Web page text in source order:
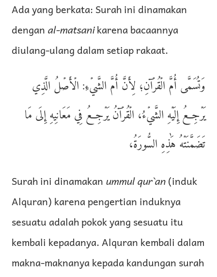
Ada yang berkata: Surah ini dinamakan
dengan al-matsanikarena bacaannya
diulang-ulang dalam setiap rakaat.
وَتُسَمَّى أُمَّ الۡقُرۡآنِ؛ لِأَنَّ أُمَّ الشَّيۡءِ: الۡأَصۡلُ الَّذِي
يَرۡجِعُ إِلَيۡهِ الشَّيۡءُ، الۡقُرۡآنُ يَرۡجِعُ فِي مَعَانِيهِ إِلَى مَا
تَضَمَّنَتۡهُ هَٰذِهِ السُّورَةُ،
Surah ini dinamakan ummul qur`an(induk
Alquran) karena pengertian induknya
sesuatu adalah pokok yang sesuatu itu
kembali kepadanya. Alquran kembali dalam
makna-maknanya kepada kandungan surah